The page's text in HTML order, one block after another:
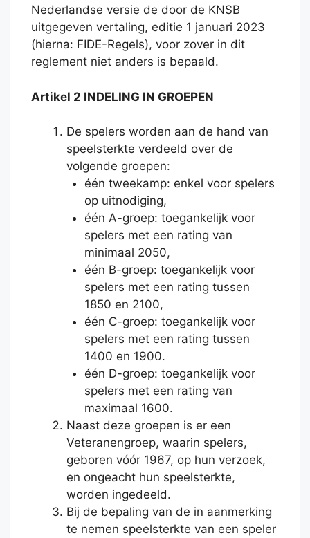
Nederlandse versie de door de KNSB
uitgegeven vertaling, editie 1 januari 2023
(hierna: FIDE-Regels), voor zover in dit
reglement niet anders is bepaald.
Artikel 2 INDELING IN GROEPEN
De spelers worden aan de hand van
speelsterkte verdeeld over de
volgende groepen:
één tweekamp: enkel voor spelers
op uitnodiging,
één A-groep: toegankelijk voor
spelers met een rating van
minimaal 2050,
één B-groep: toegankelijk voor
spelers met een rating tussen
1850 en 2100,
één C-groep: toegankelijk voor
spelers met een rating tussen
1400 en 1900.
één D-groep: toegankelijk voor
spelers met een rating van
maximaal 1600.
Naast deze groepen is er een
Veteranengroep, waarin spelers,
geboren vóór 1967, op hun verzoek,
en ongeacht hun speelsterkte,
worden ingedeeld.
Bij de bepaling van de in aanmerking
te nemen speelsterkte van een speler